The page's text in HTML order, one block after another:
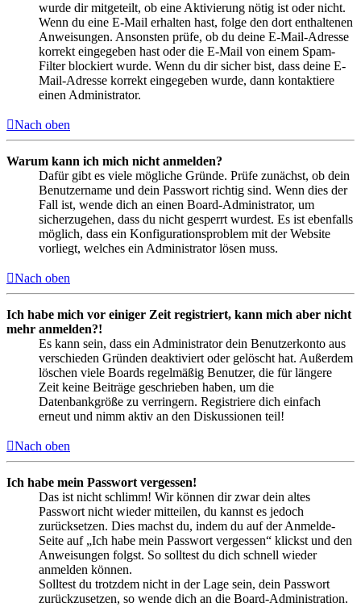
wurde dir mitgeteilt, ob eine Aktivierung nötig ist oder nicht.
Wenn du eine E-Mail erhalten hast, folge den dort enthaltenen
Anweisungen. Ansonsten prüfe, ob du deine E-Mail-Adresse
korrekt eingegeben hast oder die E-Mail von einem Spam-
Filter blockiert wurde. Wenn du dir sicher bist, dass deine E-
Mail-Adresse korrekt eingegeben wurde, dann kontaktiere
einen Administrator.
Nach oben
Warum kann ich mich nicht anmelden?
Dafür gibt es viele mögliche Gründe. Prüfe zunächst, ob dein
Benutzername und dein Passwort richtig sind. Wenn dies der
Fall ist, wende dich an einen Board-Administrator, um
sicherzugehen, dass du nicht gesperrt wurdest. Es ist ebenfalls
möglich, dass ein Konfigurationsproblem mit der Website
vorliegt, welches ein Administrator lösen muss.
Nach oben
Ich habe mich vor einiger Zeit registriert, kann mich aber nicht
mehr anmelden?!
Es kann sein, dass ein Administrator dein Benutzerkonto aus
verschieden Gründen deaktiviert oder gelöscht hat. Außerdem
löschen viele Boards regelmäßig Benutzer, die für längere
Zeit keine Beiträge geschrieben haben, um die
Datenbankgröße zu verringern. Registriere dich einfach
erneut und nimm aktiv an den Diskussionen teil!
Nach oben
Ich habe mein Passwort vergessen!
Das ist nicht schlimm! Wir können dir zwar dein altes
Passwort nicht wieder mitteilen, du kannst es jedoch
zurücksetzen. Dies machst du, indem du auf der Anmelde-
Seite auf „Ich habe mein Passwort vergessen“ klickst und den
Anweisungen folgst. So solltest du dich schnell wieder
anmelden können.
Solltest du trotzdem nicht in der Lage sein, dein Passwort
zurückzusetzen, so wende dich an die Board-Administration.